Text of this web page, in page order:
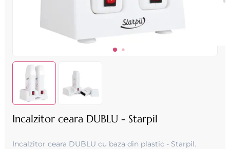
Incalzitor ceara DUBLU - Starpil
Incalzitor ceara DUBLU cu baza din plastic - Starpil.